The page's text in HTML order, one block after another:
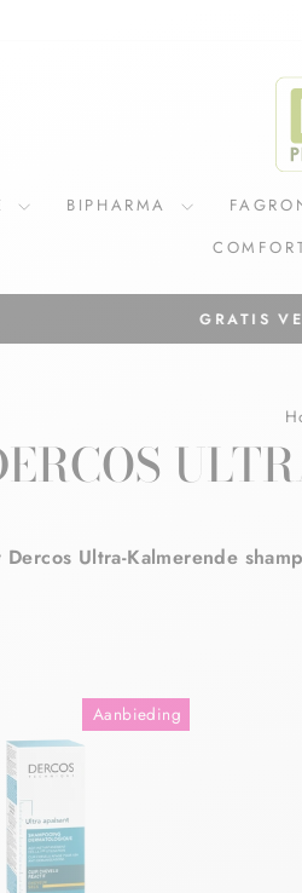
BIPHARMA
GRATIS
Dercos Ultra-Kalmerende
Aanbieding